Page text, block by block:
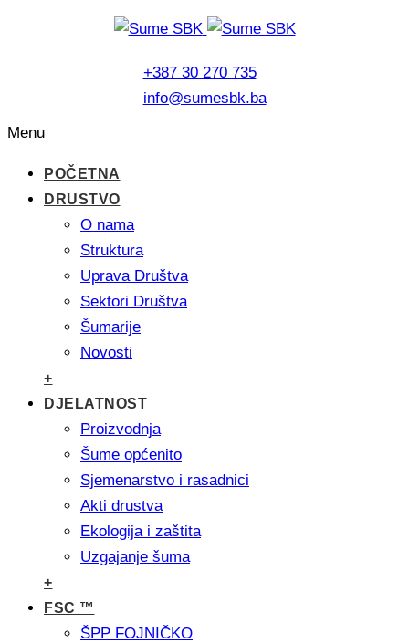
+387 30 270 735
info@sumesbk.ba
Menu
POČETNA
DRUSTVO
O nama
Struktura
Uprava Društva
Sektori Društva
Šumarije
Novosti
+
DJELATNOST
Proizvodnja
Šume općenito
Sjemenarstvo i rasadnici
Akti drustva
Ekologija i zaštita
Uzgajanje šuma
+
FSC ™
ŠPP FOJNIČKO